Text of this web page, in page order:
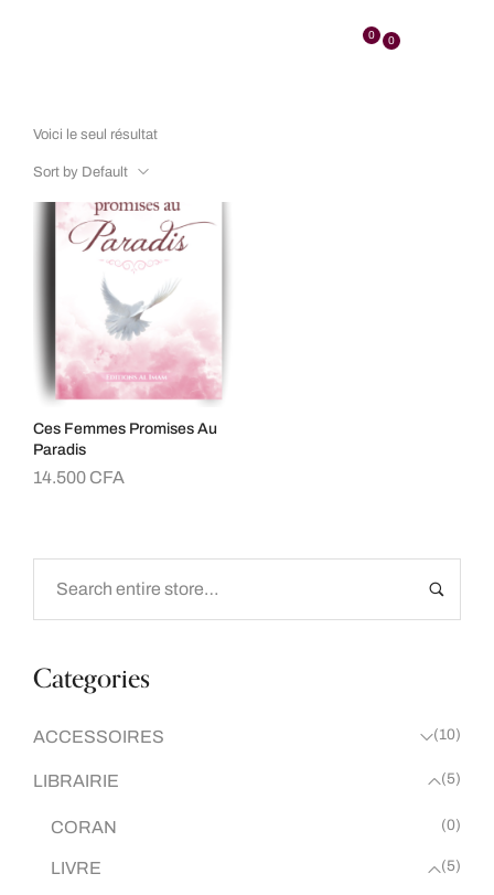
0 0
Categories
ACCESSOIRES (10)
LIBRAIRIE (5)
CORAN (0)
LIVRE (5)
Voici le seul résultat
Sort by Default
Ces Femmes Promises Au
Paradis
14.500 CFA